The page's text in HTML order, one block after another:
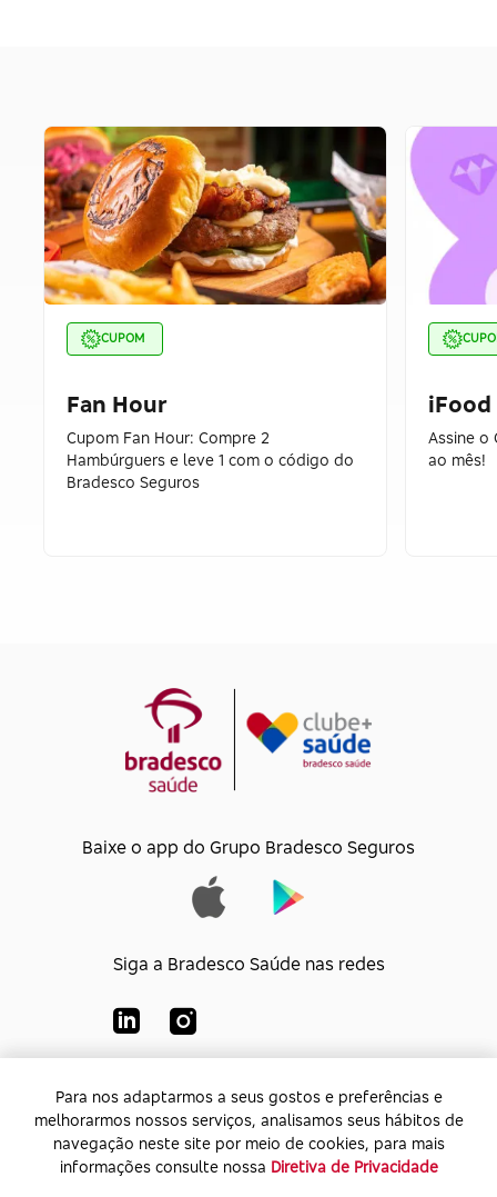
CUPOM
Fan Hour
Cupom Fan Hour: Compre 2
Hambúrguers e leve 1 com o código do
Bradesco Seguros
iFood
Assine o
ao mês!
Para nos adaptarmos a seus gostos e preferências e
melhorarmos nossos serviços, analisamos seus hábitos de
navegação neste site por meio de cookies, para mais
informações consulte nossa Diretiva de Privacidade
Baixe o app do Grupo Bradesco Seguros
Siga a Bradesco Saúde nas redes
Bradesco Saúde S/A
CNPJ:92.693.118/0001-60
Endereço:
Av. Rio de Janeiro, 555 - Caju - Rio de
Janeiro - Rio de Janeiro - CEP: 20.931-675
Para nos adaptarmos a seus gostos e preferências e
melhorarmos nossos serviços, analisamos seus hábitos de
navegação neste site por meio de cookies, para mais
informações consulte nossa Diretiva de Privacidade